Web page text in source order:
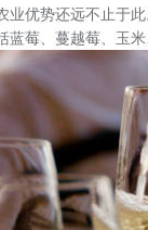
业优势还远不止于
莓、蔓越莓、玉